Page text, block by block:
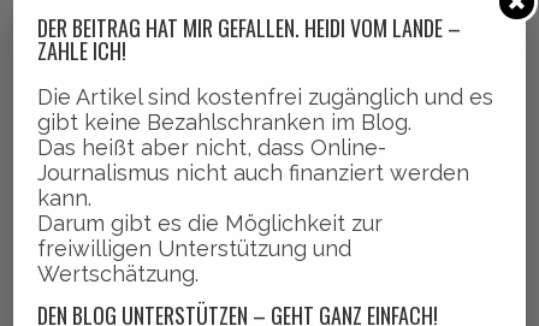
DER BEITRAG HAT MIR GEFALLEN. HEIDI VOM LANDE –
ZAHLE ICH!
Die Artikel sind kostenfrei zugänglich und es
gibt keine Bezahlschranken im Blog.
Das heißt aber nicht, dass Online-
Journalismus nicht auch finanziert werden
kann.
Darum gibt es die Möglichkeit zur
freiwilligen Unterstützung und
Wertschätzung.
DEN BLOG UNTERSTÜTZEN – GEHT GANZ EINFACH!